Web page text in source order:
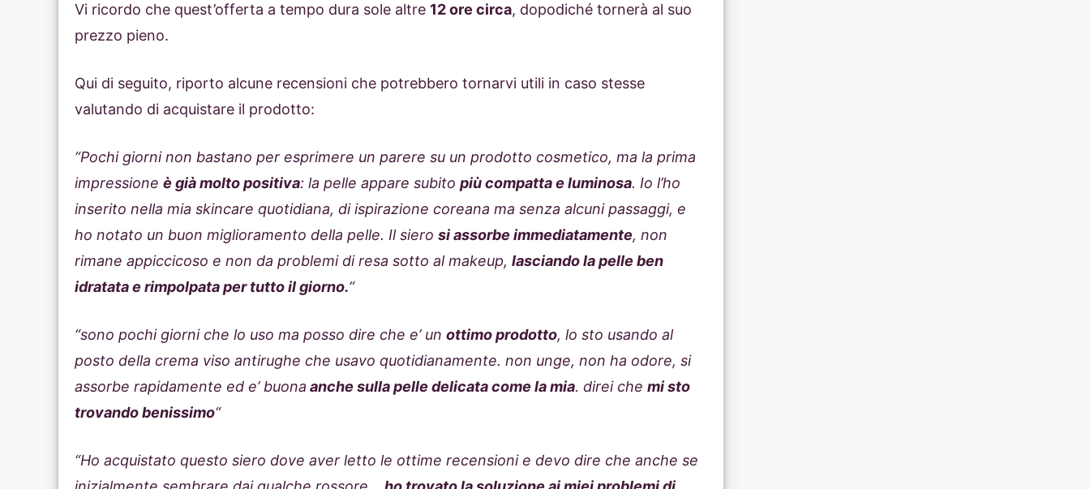
Vi ricordo che quest’offerta a tempo dura sole altre 12 ore circa, dopodiché tornerà al suo
prezzo pieno.
Qui di seguito, riporto alcune recensioni che potrebbero tornarvi utili in caso stesse
valutando di acquistare il prodotto:
“Pochi giorni non bastano per esprimere un parere su un prodotto cosmetico, ma la prima
impressione è già molto positiva: la pelle appare subito più compatta e luminosa. Io l’ho
inserito nella mia skincare quotidiana, di ispirazione coreana ma senza alcuni passaggi, e
ho notato un buon miglioramento della pelle. Il siero si assorbe immediatamente, non
rimane appiccicoso e non da problemi di resa sotto al makeup, lasciando la pelle ben
idratata e rimpolpata per tutto il giorno.“
“sono pochi giorni che lo uso ma posso dire che e’ un ottimo prodotto, lo sto usando al
posto della crema viso antirughe che usavo quotidianamente. non unge, non ha odore, si
assorbe rapidamente ed e’ buona anche sulla pelle delicata come la mia. direi che mi sto
trovando benissimo“
“Ho acquistato questo siero dove aver letto le ottime recensioni e devo dire che anche se